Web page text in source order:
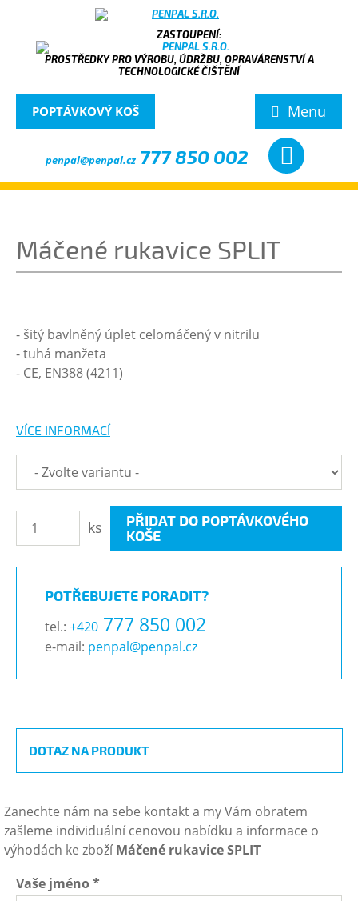
PROSTŘEDKY PRO VÝROBU, ÚDRŽBU, OPRAVÁRENSTVÍ A
TECHNOLOGICKÉ ČIŠTĚNÍ
Menu
POPTÁVKOVÝ KOŠ
penpal@penpal.cz 777 850 002
Máčené rukavice SPLIT
- šitý bavlněný úplet celomáčený v nitrilu
- tuhá manžeta
- CE, EN388 (4211)
VÍCE INFORMACÍ
ks
PŘIDAT DO POPTÁVKOVÉHO
KOŠE
POTŘEBUJETE PORADIT?
tel.: +420 777 850 002
e-mail: penpal@penpal.cz
DOTAZ NA PRODUKT
Zanechte nám na sebe kontakt a my Vám obratem
zašleme individuální cenovou nabídku a informace o
výhodách ke zbožíMáčené rukavice SPLIT
Vaše jméno*